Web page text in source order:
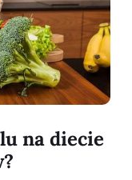
na diecie